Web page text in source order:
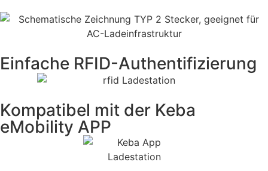
Einfache RFID-Authentifizierung
Kompatibel mit der Keba
eMobility APP